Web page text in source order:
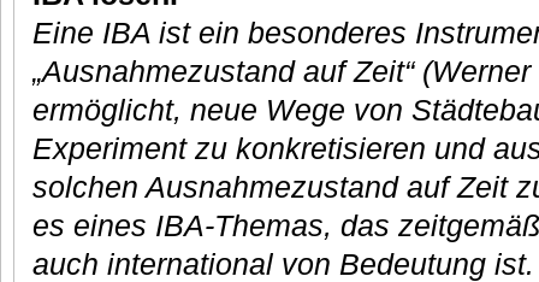
Eine IBA ist ein besonderes
„Ausnahmezustand auf Zeit“
ermöglicht, neue Wege von
Experiment zu konkretisieren und
solchen Ausnahmezustand auf Zeit
es eines IBA-Themas, das
auch international von Bedeutung